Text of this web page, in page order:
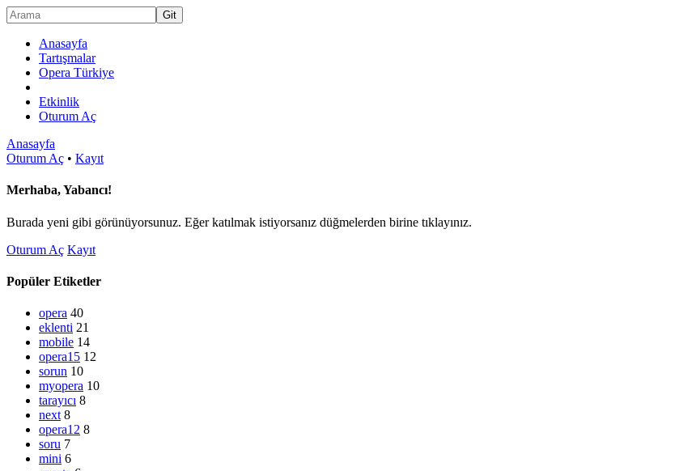
Anasayfa
Tartışmalar
Opera Türkiye
Etkinlik
Oturum Aç
Anasayfa
Oturum Aç • Kayıt
Merhaba, Yabancı!
Burada yeni gibi görünüyorsunuz. Eğer katılmak istiyorsanız düğmelerden birine tıklayınız.
Oturum Aç Kayıt
Popüler Etiketler
opera 40
eklenti 21
mobile 14
opera15 12
sorun 10
myopera 10
tarayıcı 8
next 8
opera12 8
soru 7
mini 6